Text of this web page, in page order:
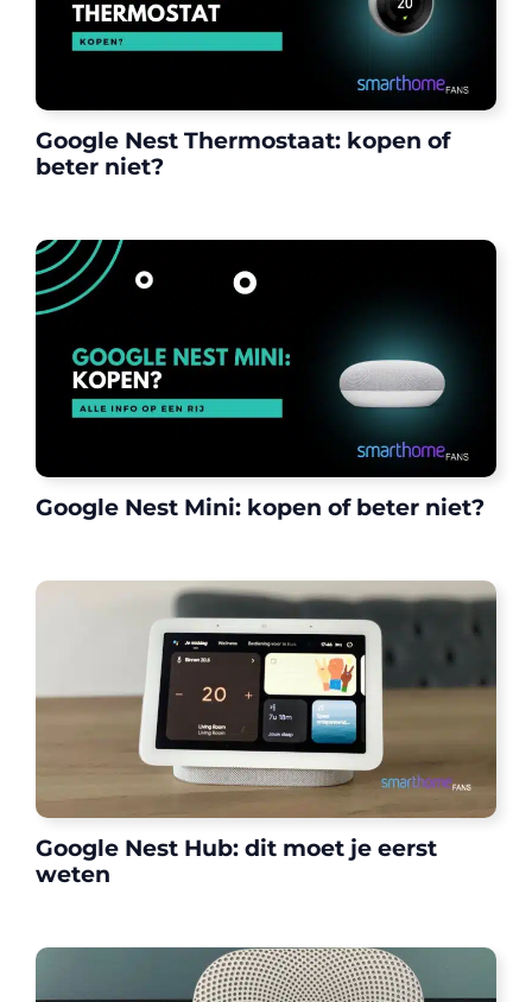
Google Nest Thermostaat: kopen of
beter niet?
Google Nest Mini: kopen of beter niet?
Google Nest Hub: dit moet je eerst
weten